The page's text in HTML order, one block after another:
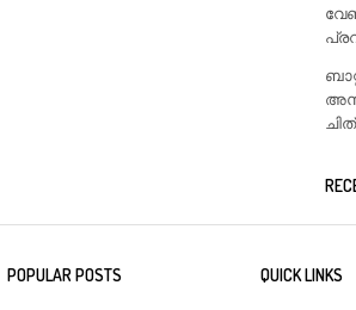
POPULAR POSTS QUICK LINKS